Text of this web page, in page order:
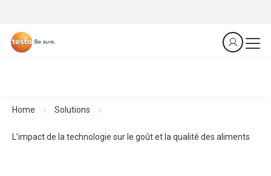
Home Solutions
L’impact de la technologie sur le goût et la qualité des aliments